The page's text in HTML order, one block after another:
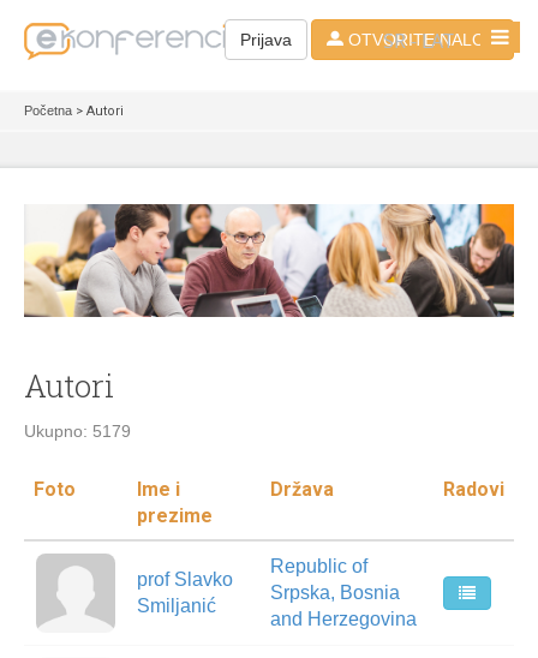
Prijava OTVORITE NALOG
SR - LAT
Početna > Autori
Autori
Ukupno: 5179
Foto
Ime i
prezime
Država Radovi
prof Slavko
Smiljanić
Republic of
Srpska, Bosnia
and Herzegovina